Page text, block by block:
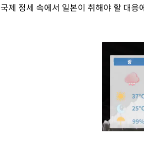
국제 정세 속에서 일본이 취해야 할 대